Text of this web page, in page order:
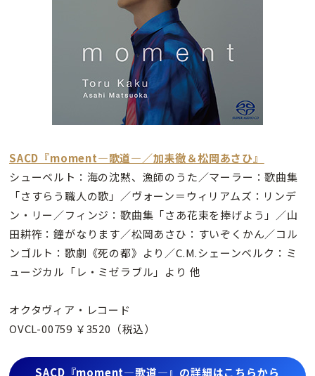
SACD『moment―歌道―／加耒徹＆松岡あさひ』
シューベルト：海の沈黙、漁師のうた／マーラー：歌曲集
「さすらう職人の歌」／ヴォーン＝ウィリアムズ：リンデ
ン・リー／フィンジ：歌曲集「さあ花束を捧げよう」／山
田耕筰：鐘がなります／松岡あさひ：すいぞくかん／コル
ンゴルト：歌劇《死の都》より／C.M.シェーンベルク：ミ
ュージカル「レ・ミゼラブル」より 他
オクタヴィア・レコード
OVCL-00759 ￥3520（税込）
SACD『moment―歌道―』の詳細はこちらから